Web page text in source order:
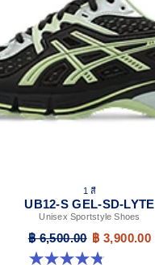
1 สี
UB12-S GEL-SD-LYTE
Unisex Sportstyle Shoes
฿ 6,500.00 ฿ 3,900.00
4.8 จาก 5 ดาว 4 รีวิว